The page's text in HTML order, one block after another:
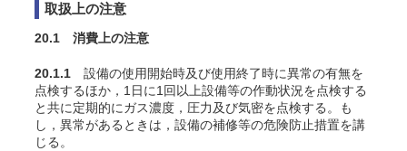
取扱上の注意
20.1 消費上の注意
20.1.1 設備の使用開始時及び使用終了時に異常の有無を
点検するほか，1日に1回以上設備等の作動状況を点検する
と共に定期的にガス濃度，圧力及び気密を点検する。も
し，異常があるときは，設備の補修等の危険防止措置を講
じる。